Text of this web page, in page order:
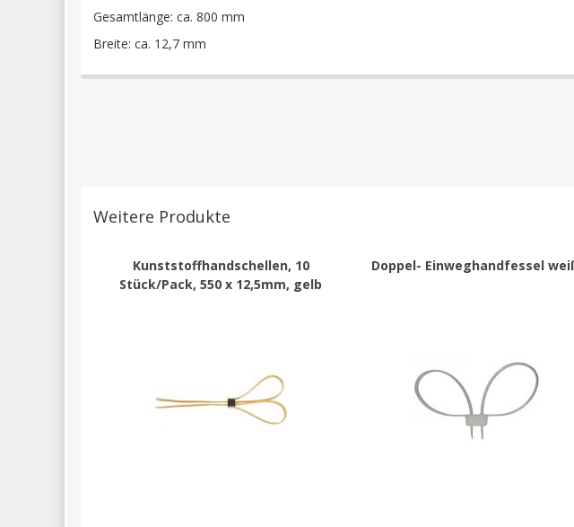
Gesamtlänge: ca. 800 mm
Breite: ca. 12,7 mm
Weitere Produkte
Kunststoffhandschellen, 10
Stück/Pack, 550 x 12,5mm, gelb
Doppel- Einweghandfessel